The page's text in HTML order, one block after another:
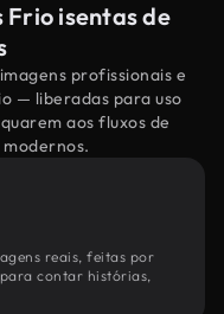
Frio isentas de
profissionais e
— liberadas para uso
aos fluxos de
reais, feitas por
contar histórias,